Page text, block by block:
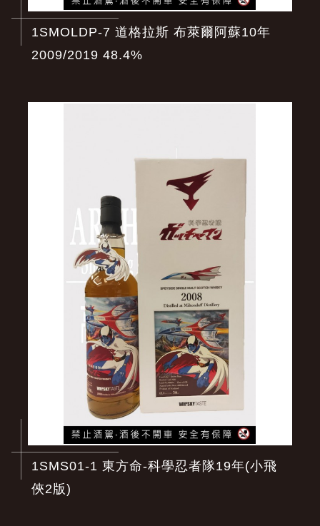
1SMOLDP-7 道格拉斯 布萊爾阿蘇10年
2009/2019 48.4%
1SMS01-1 東方命-科學忍者隊19年(小飛
俠2版)